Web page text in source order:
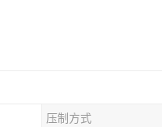
压制方式